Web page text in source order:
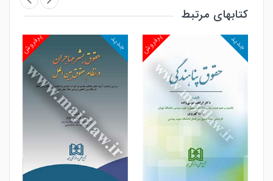
کتابهای مرتبط
مشاهده و خرید
پرفروش جدید
مشاهده و خرید
پرفروش جدید